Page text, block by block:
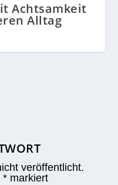
Achtsamkeit
Alltag
veröffentlicht.
* markiert